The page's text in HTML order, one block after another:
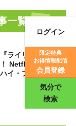
ログイン
限定特典
お得情報配信
会員登録
気分で
検索
一覧
ライリー・ノー
Netflixガチバト
イ・フォン：ママ